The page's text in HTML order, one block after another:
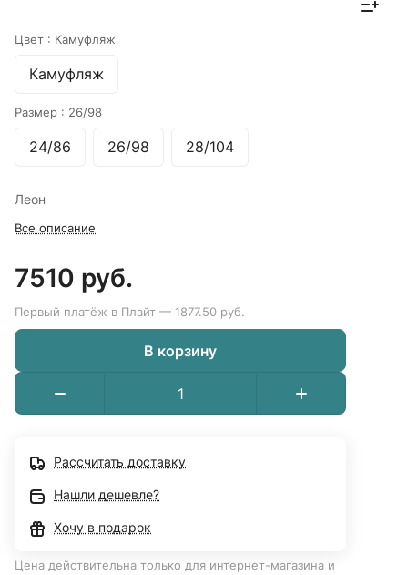
Цвет : Камуфляж
Камуфляж
Размер : 26/98
24/86 26/98 28/104
Леон
Все описание
7510 руб.
Первый платёж в Плайт — 1877.50 руб.
В корзину
Рассчитать доставку
Нашли дешевле?
Хочу в подарок
Цена действительна только для интернет-магазина и